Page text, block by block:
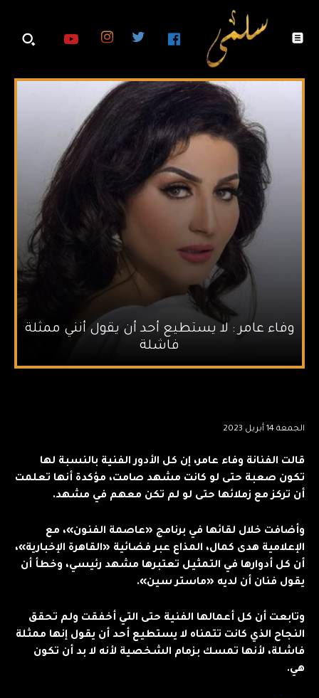
وفاء عامر : لا يستطيع أحد أن يقول أنني ممثلة
فاشلة
الجمعة 14 أبريل 2023
قالت الفنانة وفاء عامر، إن كل الأدور الفنية بالنسبة لها
تكون صعبة حتى لو كانت مشهد صامت، مؤكدة أنها تعلمت
أن تركز مع زملائها حتى لو لم تكن معهم في مشهد.
وأضافت خلال لقائها في برنامج «عاصمة الفنون»، مع
الإعلامية هدى كمال، المذاع عبر فضائية «القاهرة الإخبارية»،
أن كل أدوارها في التمثيل تعتبرها مشهد رئيسي، وخطأ أن
يقول فنان أن لديه «ماستر سين».
وتابعت أن كل أعمالها الفنية حتى التي أخفقت ولم تحقق
النجاح الذي كانت تتمناه لا يستطيع أحد أن يقول إنها ممثلة
فاشلة، لأنها تمسك بزمام الشخصية لأنه لا بد أن تكون
هي.